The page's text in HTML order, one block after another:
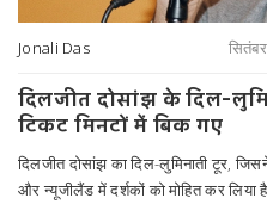
Jonali Das
दिलजीत दोसांझ के दिल-
टिकट मिनटों में बिक गए
दिलजीत दोसांझ का दिल-लुमिनाती टूर,
और न्यूजीलैंड में दर्शकों को मोहित कर